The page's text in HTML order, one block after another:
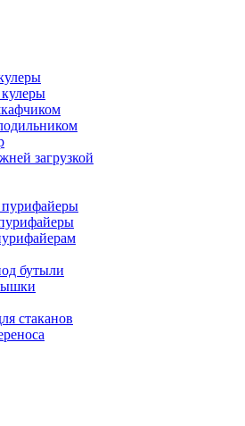
загрузкой
бутыли
стаканов